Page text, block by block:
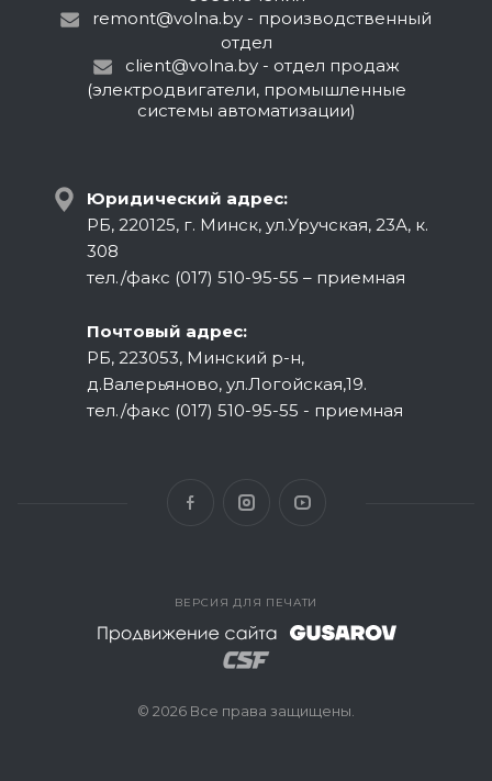
remont@volna.by - производственный
отдел
client@volna.by- отдел продаж
(электродвигатели, промышленные
системы автоматизации)
Юридический адрес:
РБ, 220125, г. Минск, ул.Уручская, 23А, к.
308
тел./факс (017) 510-95-55 – приемная
Почтовый адрес:
РБ, 223053, Минский р-н,
д.Валерьяново, ул.Логойская,19.
тел./факс (017) 510-95-55 - приемная
ВЕРСИЯ ДЛЯ ПЕЧАТИ
© 2026 Все права защищены.